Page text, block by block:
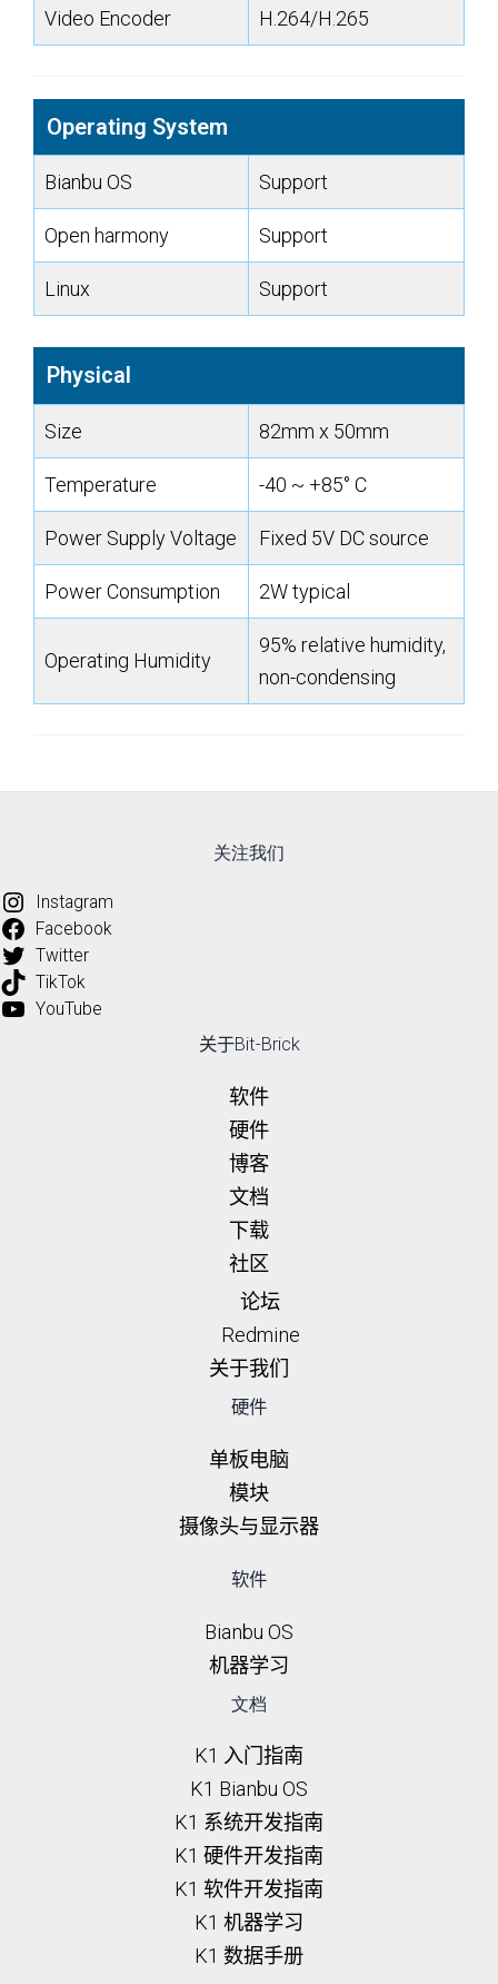
Video Encoder H.264/H.265
Operating System
Bianbu OS Support
Open harmony Support
Linux Support
Physical
Size 82mm x 50mm
Temperature -40 ~ +85° C
Power Supply Voltage Fixed 5V DC source
Power Consumption 2W typical
Operating Humidity
95% relative humidity,
non-condensing
关注我们
Instagram
Facebook
Twitter
TikTok
YouTube
关于Bit-Brick
软件
硬件
博客
文档
下载
社区
论坛
Redmine
关于我们
硬件
单板电脑
模块
摄像头与显示器
软件
Bianbu OS
机器学习
文档
K1 入门指南
K1 Bianbu OS
K1 系统开发指南
K1 硬件开发指南
K1 软件开发指南
K1 机器学习
K1 数据手册